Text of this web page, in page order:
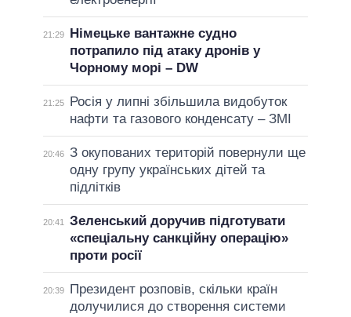
21:29
Німецьке вантажне судно
потрапило під атаку дронів у
Чорному морі – DW
21:25
Росія у липні збільшила видобуток
нафти та газового конденсату – ЗМІ
20:46 З окупованих територій повернули ще
одну групу українських дітей та
підлітків
20:41
Зеленський доручив підготувати
«спеціальну санкційну операцію»
проти росії
20:39
Президент розповів, скільки країн
долучилися до створення системи